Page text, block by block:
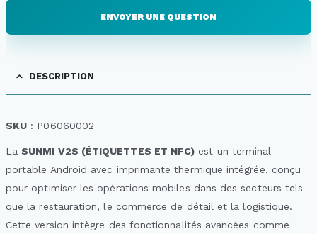
ENVOYER UNE QUESTION
DESCRIPTION
SKU : P06060002
LaSUNMI V2S (ÉTIQUETTES ET NFC) est un terminal
portable Android avec imprimante thermique intégrée, conçu
pour optimiser les opérations mobiles dans des secteurs tels
que la restauration, le commerce de détail et la logistique.
Cette version intègre des fonctionnalités avancées comme